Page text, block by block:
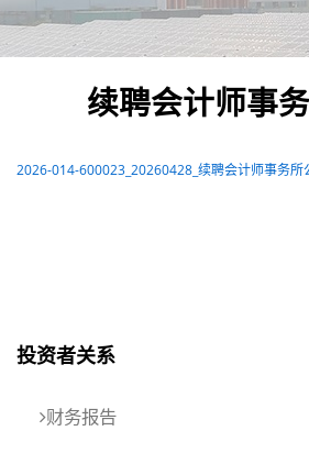
续聘会计师事
2026-014-600023_20260428_续聘会计师事务所
投资者关系
财务报告